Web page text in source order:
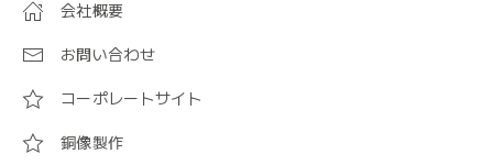
会社概要
お問い合わせ
コーポレートサイト
銅像製作